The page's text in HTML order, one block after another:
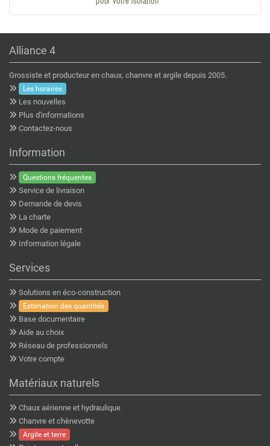
Alliance 4
Grossiste et producteur en chaux, chanvre et argile depuis 2005.
Les horaires
Les nouvelles
Plus d'informations
Contactez-nous
Information
Questions fréquentes
Service de livraison
Demande de devis
La charte
Mode de paiement
Information légale
Services
Solutions en éco-construction
Estimation des quantités
Base documentaire
Aide au choix
Réseau de professionnels
Votre compte
Matériaux naturels
Chaux aérienne et hydraulique
Chanvre et chènevotte
Argile et terre